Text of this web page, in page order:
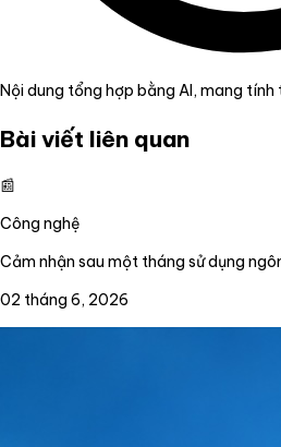
Nội dung tổng hợp bằng AI, mang tính
Bài viết liên quan
📰
Công nghệ
Cảm nhận sau một tháng sử dụng
02 tháng 6, 2026